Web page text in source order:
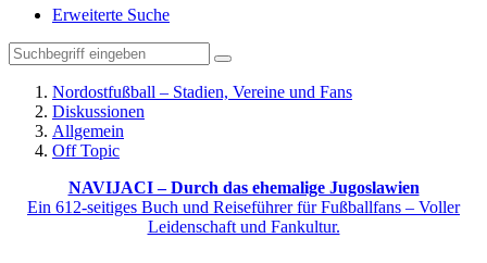
Erweiterte Suche
Nordostfußball – Stadien, Vereine und Fans
Diskussionen
Allgemein
Off Topic
NAVIJACI – Durch das ehemalige Jugoslawien
Ein 612-seitiges Buch und Reiseführer für Fußballfans – Voller
Leidenschaft und Fankultur.